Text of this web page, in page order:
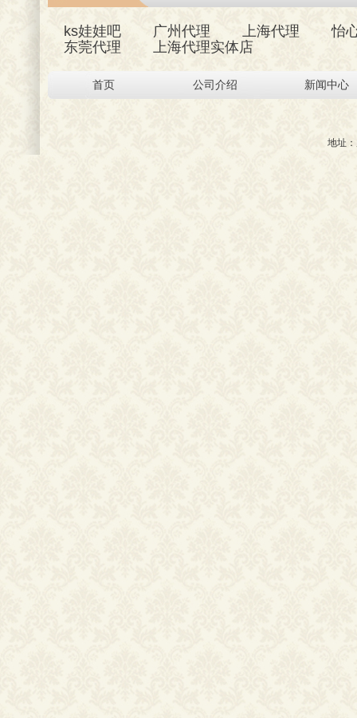
ks娃娃吧 广州代理 上海代理
怡
东莞代理
上海代理实体店
首页 公司介绍 新闻中心
地址